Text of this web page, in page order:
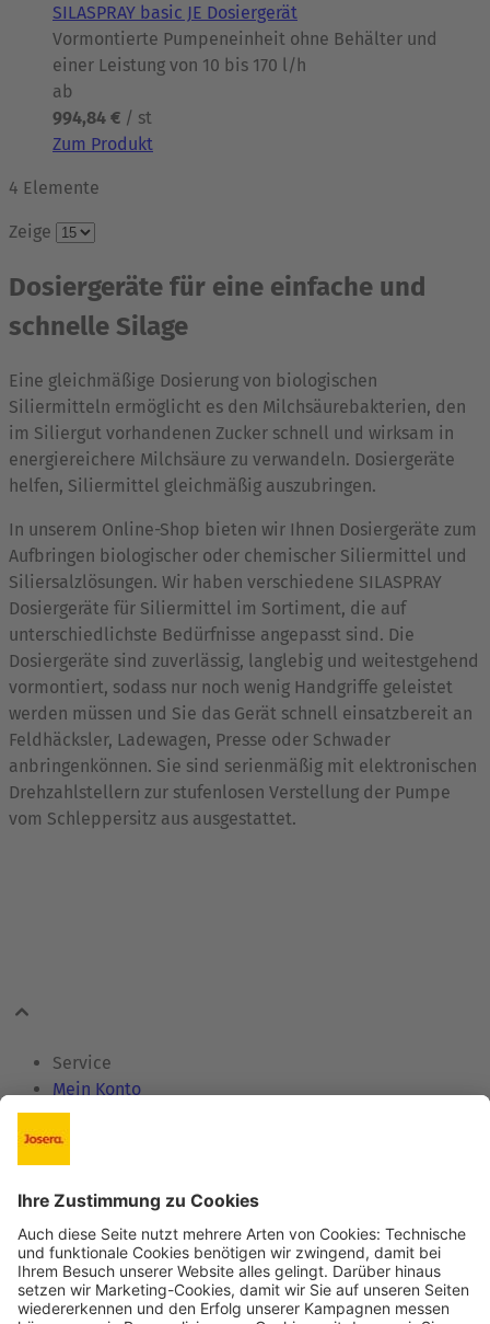
SILASPRAY basic JE Dosiergerät
Vormontierte Pumpeneinheit ohne Behälter und
einer Leistung von 10 bis 170 l/h
ab
994,84 € / st
Zum Produkt
4 Elemente
Zeige
Dosiergeräte für eine einfache und
schnelle Silage
Eine gleichmäßige Dosierung von biologischen
Siliermitteln ermöglicht es den Milchsäurebakterien, den
im Siliergut vorhandenen Zucker schnell und wirksam in
energiereichere Milchsäure zu verwandeln. Dosiergeräte
helfen, Siliermittel gleichmäßig auszubringen.
In unserem Online-Shop bieten wir Ihnen Dosiergeräte zum
Aufbringen biologischer oder chemischer Siliermittel und
Siliersalzlösungen. Wir haben verschiedene SILASPRAY
Dosiergeräte für Siliermittel im Sortiment, die auf
unterschiedlichste Bedürfnisse angepasst sind. Die
Dosiergeräte sind zuverlässig, langlebig und weitestgehend
vormontiert, sodass nur noch wenig Handgriffe geleistet
werden müssen und Sie das Gerät schnell einsatzbereit an
Feldhäcksler, Ladewagen, Presse oder Schwader
anbringenkönnen. Sie sind serienmäßig mit elektronischen
Drehzahlstellern zur stufenlosen Verstellung der Pumpe
vom Schleppersitz aus ausgestattet.
Service
Mein Konto
Kontakt
Zertifikate
Informationen
Hilfe & FAQ